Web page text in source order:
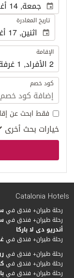
تاريخ المغادرة
الإقامة
الإقامة
2 الأفراد,
1
كود خصم
فقط ابحث عن
خيارات بحث أخرى
Catalonia Hotels
رحلة طيران+ فندق في
رحلة طيران+ فندق في
أندريو دى لا باركا
رحلة طيران+ فندق في
رحلة طيران+ فندق في
رحلة طيران+ فندق في
رحلة طيران+ فندق في